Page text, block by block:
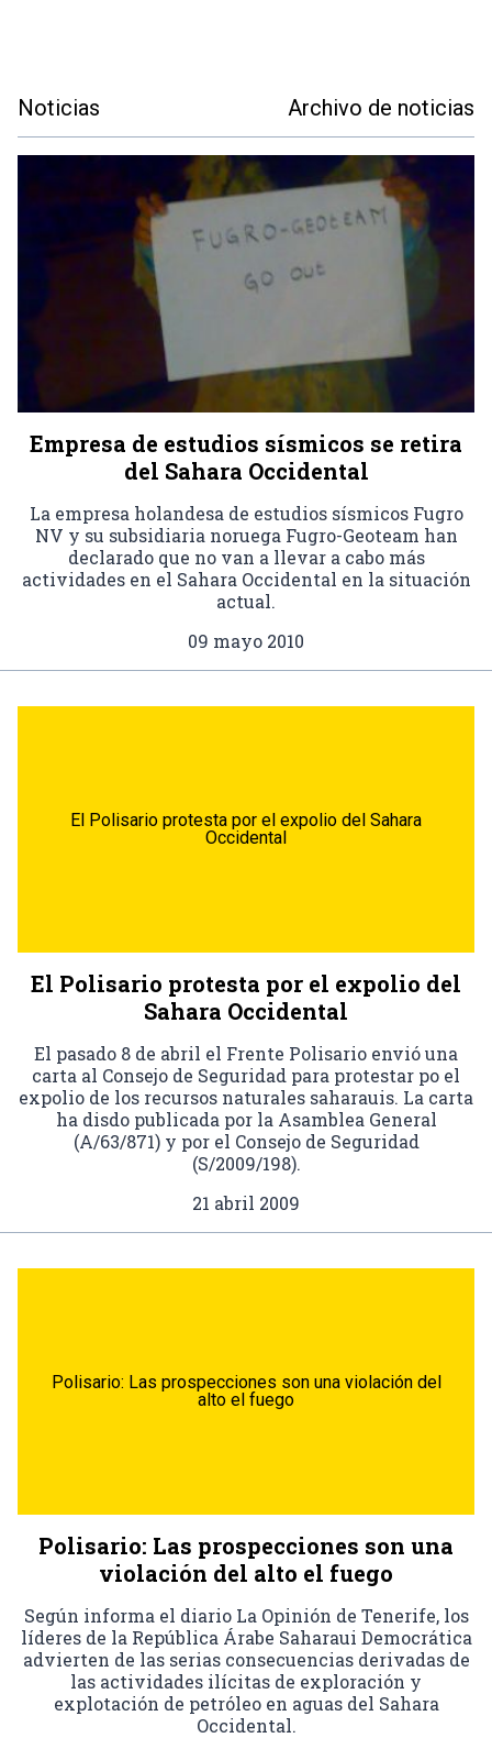
Noticias Archivo de noticias
Empresa de estudios sísmicos se retira
del Sahara Occidental
La empresa holandesa de estudios sísmicos Fugro
NV y su subsidiaria noruega Fugro-Geoteam han
declarado que no van a llevar a cabo más
actividades en el Sahara Occidental en la situación
actual.
09 mayo 2010
El Polisario protesta por el expolio del Sahara
Occidental
El Polisario protesta por el expolio del
Sahara Occidental
El pasado 8 de abril el Frente Polisario envió una
carta al Consejo de Seguridad para protestar po el
expolio de los recursos naturales saharauis. La carta
ha disdo publicada por la Asamblea General
(A/63/871) y por el Consejo de Seguridad
(S/2009/198).
21 abril 2009
Polisario: Las prospecciones son una violación del
alto el fuego
Polisario: Las prospecciones son una
violación del alto el fuego
Según informa el diario La Opinión de Tenerife, los
líderes de la República Árabe Saharaui Democrática
advierten de las serias consecuencias derivadas de
las actividades ilícitas de exploración y
explotación de petróleo en aguas del Sahara
Occidental.